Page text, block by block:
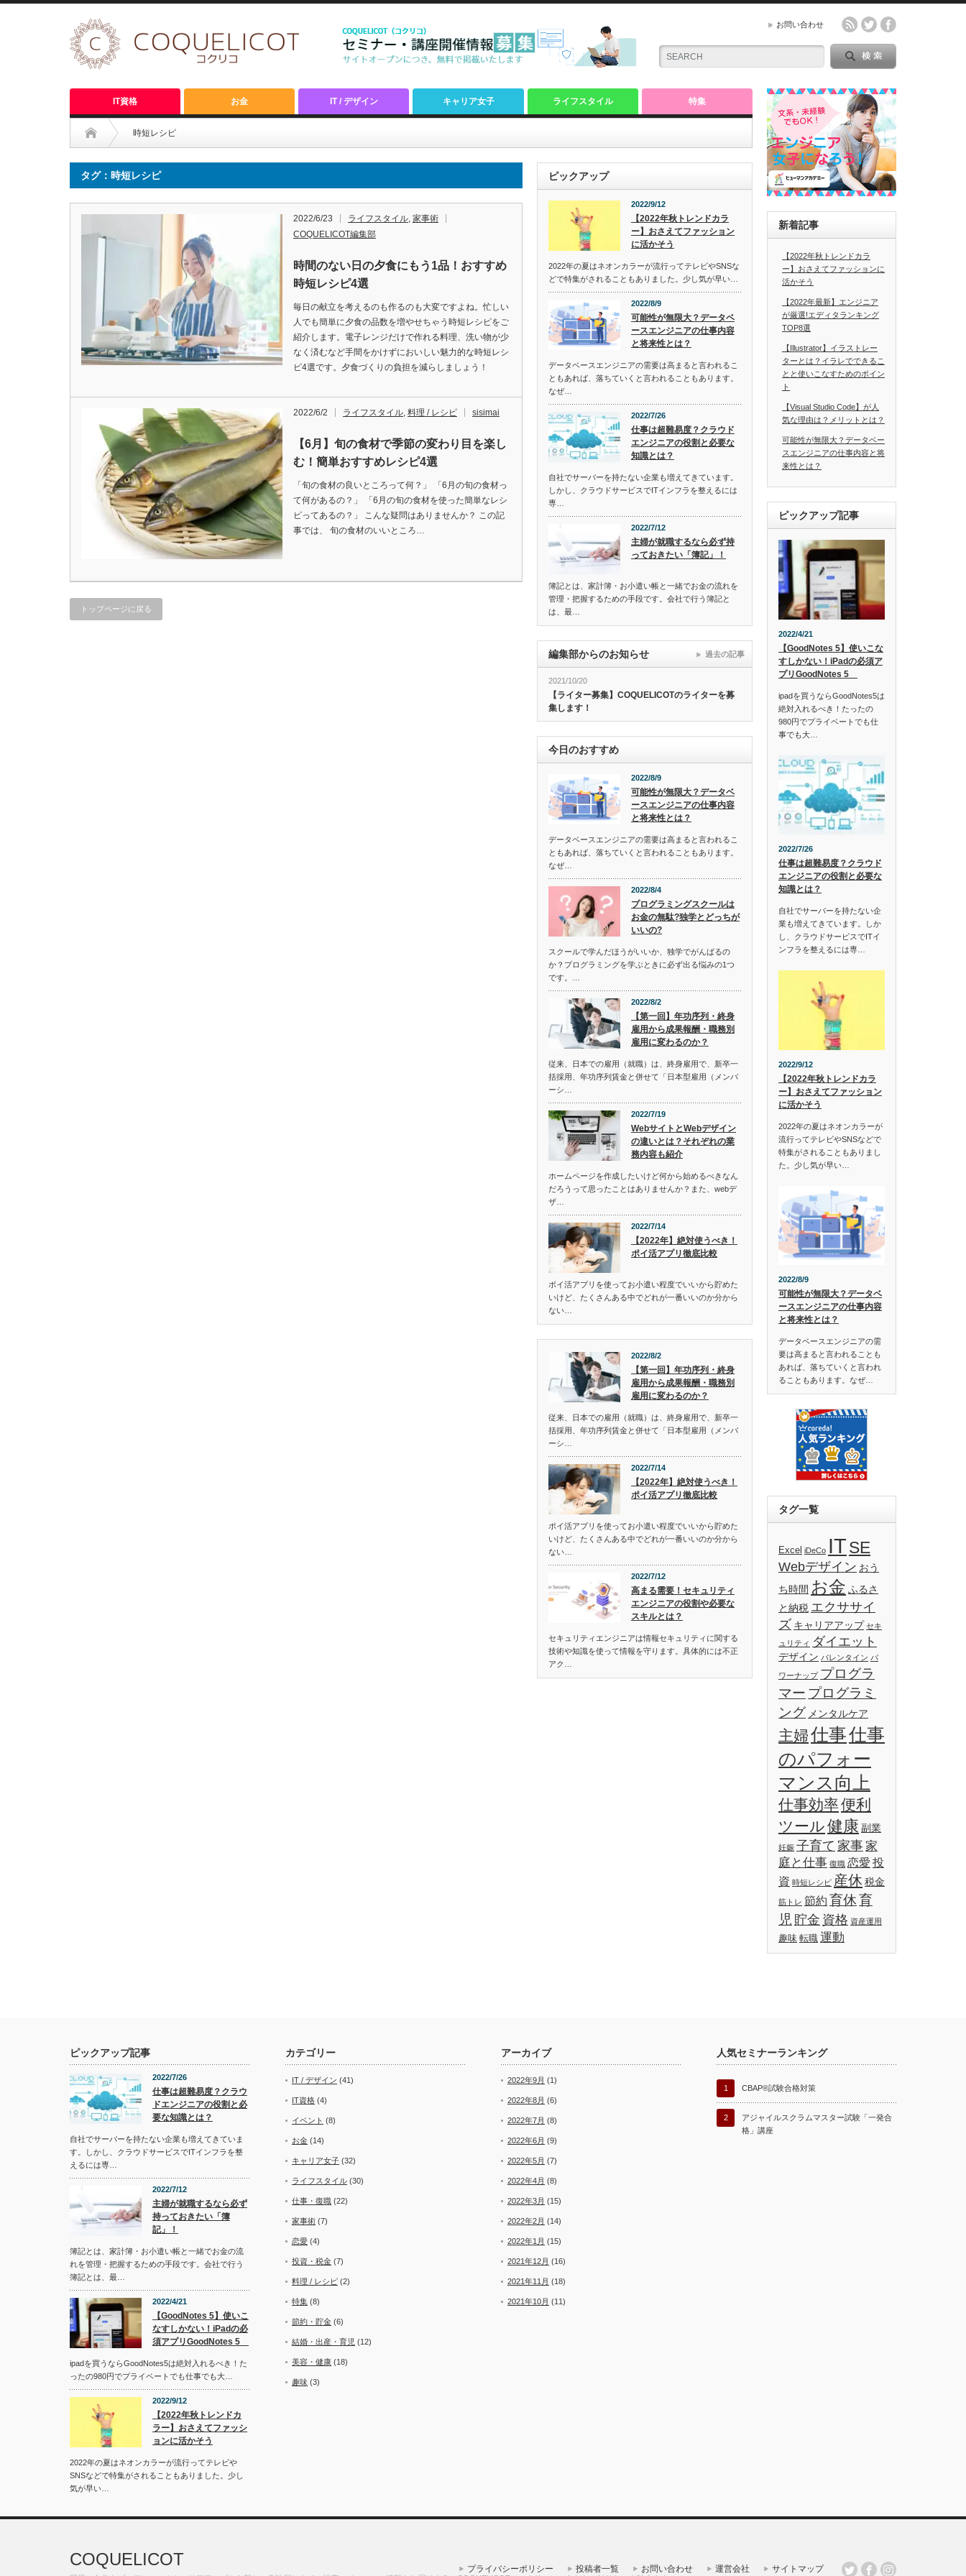
お問い合わせ
IT資格 お金 IT / デザイン キャリア女子 ライフスタイル 特集
時短レシピ
タグ：時短レシピ
2022/6/23 ライフスタイル, 家事術
COQUELICOT編集部
時間のない日の夕食にもう1品！おすすめ
時短レシピ4選
毎日の献立を考えるのも作るのも大変ですよね。忙しい
人でも簡単に夕食の品数を増やせちゃう時短レシピをご
紹介します。電子レンジだけで作れる料理、洗い物が少
なく済むなど手間をかけずにおいしい魅力的な時短レシ
ピ4選です。夕食づくりの負担を減らしましょう！
2022/6/2 ライフスタイル, 料理 / レシピ sisimai
【6月】旬の食材で季節の変わり目を楽し
む！簡単おすすめレシピ4選
「旬の食材の良いところって何？」 「6月の旬の食材っ
て何があるの？」 「6月の旬の食材を使った簡単なレシ
ピってあるの？」 こんな疑問はありませんか？ この記
事では、 旬の食材のいいところ…
トップページに戻る
ピックアップ
2022/9/12
【2022年秋トレンドカラ
ー】おさえてファッション
に活かそう
2022年の夏はネオンカラーが流行ってテレビやSNSな
どで特集がされることもありました。少し気が早い…
2022/8/9
可能性が無限大？データベ
ースエンジニアの仕事内容
と将来性とは？
データベースエンジニアの需要は高まると言われるこ
ともあれば、落ちていくと言われることもあります。
なぜ…
2022/7/26
仕事は超難易度？クラウド
エンジニアの役割と必要な
知識とは？
自社でサーバーを持たない企業も増えてきています。
しかし、クラウドサービスでITインフラを整えるには
専…
2022/7/12
主婦が就職するなら必ず持
っておきたい「簿記」！
簿記とは、家計簿・お小遣い帳と一緒でお金の流れを
管理・把握するための手段です。会社で行う簿記と
は、最…
編集部からのお知らせ
2021/10/20
【ライター募集】COQUELICOTのライターを募
集します！
過去の記事
今日のおすすめ
2022/8/9
可能性が無限大？データベ
ースエンジニアの仕事内容
と将来性とは？
データベースエンジニアの需要は高まると言われるこ
ともあれば、落ちていくと言われることもあります。
なぜ…
2022/8/4
プログラミングスクールは
お金の無駄?独学とどっちが
いいの?
スクールで学んだほうがいいか、独学でがんばるの
か？プログラミングを学ぶときに必ず出る悩みの1つ
です。…
2022/8/2
【第一回】年功序列・終身
雇用から成果報酬・職務別
雇用に変わるのか？
従来、日本での雇用（就職）は、終身雇用で、新卒一
括採用、年功序列賃金と併せて「日本型雇用（メンバ
ーシ…
2022/7/19
WebサイトとWebデザイン
の違いとは？それぞれの業
務内容も紹介
ホームページを作成したいけど何から始めるべきなん
だろうって思ったことはありませんか？また、webデ
ザ…
2022/7/14
【2022年】絶対使うべき！
ポイ活アプリ徹底比較
ポイ活アプリを使ってお小遣い程度でいいから貯めた
いけど、たくさんある中でどれが一番いいのか分から
ない…
2022/8/2
【第一回】年功序列・終身
雇用から成果報酬・職務別
雇用に変わるのか？
従来、日本での雇用（就職）は、終身雇用で、新卒一
括採用、年功序列賃金と併せて「日本型雇用（メンバ
ーシ…
2022/7/14
【2022年】絶対使うべき！
ポイ活アプリ徹底比較
ポイ活アプリを使ってお小遣い程度でいいから貯めた
いけど、たくさんある中でどれが一番いいのか分から
ない…
2022/7/12
高まる需要！セキュリティ
エンジニアの役割や必要な
スキルとは？
セキュリティエンジニアは情報セキュリティに関する
技術や知識を使って情報を守ります。具体的には不正
アク…
新着記事
【2022年秋トレンドカラ
ー】おさえてファッションに
活かそう
【2022年最新】エンジニア
が厳選!エディタランキング
TOP8選
【Illustrator】イラストレー
ターとは？イラレでできるこ
とと使いこなすためのポイン
ト
【Visual Studio Code】が人
気な理由は？メリットとは？
可能性が無限大？データベー
スエンジニアの仕事内容と将
来性とは？
ピックアップ記事
2022/4/21
【GoodNotes 5】使いこな
すしかない！iPadの必須ア
プリGoodNotes 5
ipadを買うならGoodNotes5は
絶対入れるべき！たったの
980円でプライベートでも仕
事でも大…
2022/7/26
仕事は超難易度？クラウド
エンジニアの役割と必要な
知識とは？
自社でサーバーを持たない企
業も増えてきています。しか
し、クラウドサービスでITイ
ンフラを整えるには専…
2022/9/12
【2022年秋トレンドカラ
ー】おさえてファッション
に活かそう
2022年の夏はネオンカラーが
流行ってテレビやSNSなどで
特集がされることもありまし
た。少し気が早い…
2022/8/9
可能性が無限大？データベ
ースエンジニアの仕事内容
と将来性とは？
データベースエンジニアの需
要は高まると言われることも
あれば、落ちていくと言われ
ることもあります。なぜ…
タグ一覧
Excel iDeCo ITSE
Webデザイン おう
ち時間 お金 ふるさ
と納税 エクササイ
ズ キャリアアップ セキ
ュリティ ダイエット
デザイン バレンタイン パ
ワーナップ プログラ
マー プログラミ
ング メンタルケア
主婦仕事仕事
のパフォー
マンス向上
仕事効率便利
ツール健康 副業
妊娠 子育て 家事 家
庭と仕事 復職 恋愛 投
資 時短レシピ 産休 税金
筋トレ 節約 育休育
児 貯金 資格 資産運用
趣味 転職 運動
ピックアップ記事
2022/7/26
仕事は超難易度？クラウ
ドエンジニアの役割と必
要な知識とは？
自社でサーバーを持たない企業も増えてきていま
す。しかし、クラウドサービスでITインフラを整
えるには専…
2022/7/12
主婦が就職するなら必ず
持っておきたい「簿
記」！
簿記とは、家計簿・お小遣い帳と一緒でお金の流
れを管理・把握するための手段です。会社で行う
簿記とは、最…
2022/4/21
【GoodNotes 5】使いこ
なすしかない！iPadの必
須アプリGoodNotes 5
ipadを買うならGoodNotes5は絶対入れるべき！た
ったの980円でプライベートでも仕事でも大…
2022/9/12
【2022年秋トレンドカ
ラー】おさえてファッシ
ョンに活かそう
2022年の夏はネオンカラーが流行ってテレビや
SNSなどで特集がされることもありました。少し
気が早い…
カテゴリー
IT / デザイン (41)
IT資格 (4)
イベント (8)
お金 (14)
キャリア女子 (32)
ライフスタイル (30)
仕事・復職 (22)
家事術 (7)
恋愛 (4)
投資・税金 (7)
料理 / レシピ (2)
特集 (8)
節約・貯金 (6)
結婚・出産・育児 (12)
美容・健康 (18)
趣味 (3)
アーカイブ
2022年9月 (1)
2022年8月 (6)
2022年7月 (8)
2022年6月 (9)
2022年5月 (7)
2022年4月 (8)
2022年3月 (15)
2022年2月 (14)
2022年1月 (15)
2021年12月 (16)
2021年11月 (18)
2021年10月 (11)
人気セミナーランキング
1 CBAP®試験合格対策
2
アジャイルスクラムマスター試験「一発合
格」講座
COQUELICOT プライバシーポリシー 投稿者一覧 お問い合わせ 運営会社 サイトマップ